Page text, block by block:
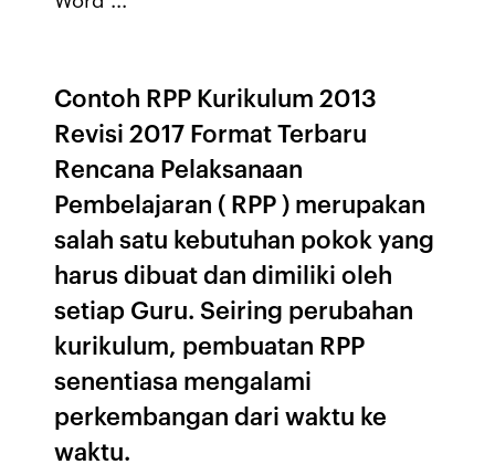
Contoh RPP Kurikulum 2013
Revisi 2017 Format Terbaru
Rencana Pelaksanaan
Pembelajaran ( RPP ) merupakan
salah satu kebutuhan pokok yang
harus dibuat dan dimiliki oleh
setiap Guru. Seiring perubahan
kurikulum, pembuatan RPP
senentiasa mengalami
perkembangan dari waktu ke
waktu.